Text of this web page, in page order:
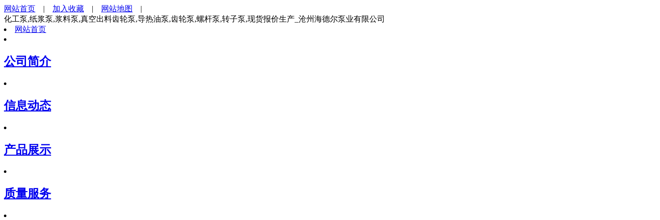
网站首页 | 加入收藏 | 网站地图
|
化工泵,纸浆泵,浆料泵,真空出料齿轮泵,导热油泵,齿轮泵,螺杆泵,转子泵,现货报价生产_沧州海德尔泵业有限公司
网站首页
公司简介
信息动态
产品展示
质量服务